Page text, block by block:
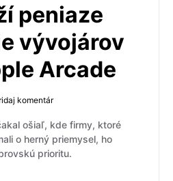
peniaze
vývojárov
Arcade
komentár
ošiaľ, kde firmy, ktoré
o herný priemysel, ho
prioritu.